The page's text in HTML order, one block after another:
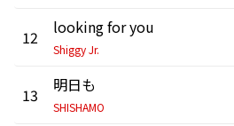
12 looking for you
Shiggy Jr.
13 明日も
SHISHAMO